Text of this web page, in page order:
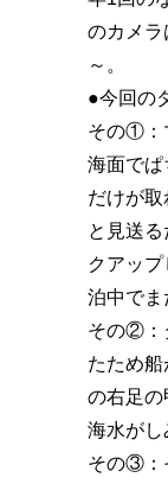
のカメラ
～。
●今回の
その①：
海面でぱ
だけが
と見送
クアッ
泊中でま
その②：
たため
の右足の
海水がし
その③：